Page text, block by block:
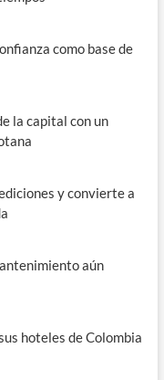
como base de
la capital con un
y convierte a
aún
hoteles de Colombia